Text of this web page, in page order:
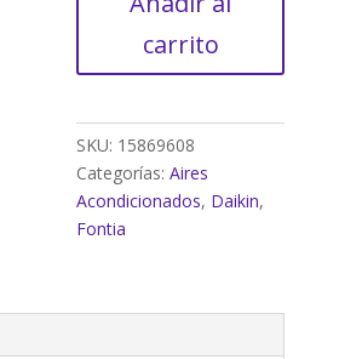
carrito
SKU: 15869608
Categorías:Aires
Acondicionados, Daikin,
Fontia